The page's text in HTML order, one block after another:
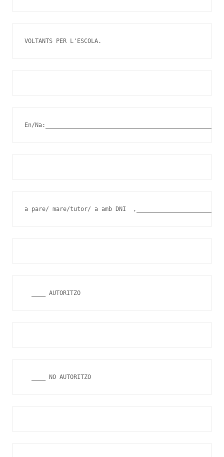
VOLTANTS PER L'ESCOLA.
En/
a pare/ mare/tutor/ a amb DNI
____ AUTORITZO
____ NO AUTORITZO